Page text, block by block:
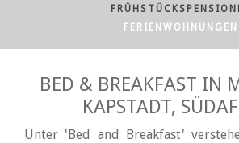
FERIENWOHNUNGEN
BED & BREAKFAST IN
KAPSTADT,
Unter 'Bed and Breakfast'